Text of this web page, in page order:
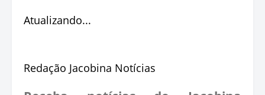
Atualizando...
Redação Jacobina Notícias